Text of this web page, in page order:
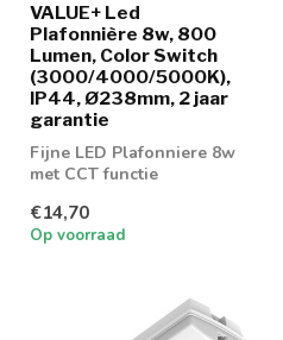
VALUE+ Led
Plafonnière 8w, 800
Lumen, Color Switch
(3000/4000/5000K),
IP44, Ø238mm, 2 jaar
garantie
Fijne LED Plafonniere 8w
met CCT functie
€14,70
Op voorraad